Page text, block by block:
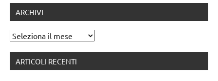
ARCHIVI
Archivi
ARTICOLI RECENTI